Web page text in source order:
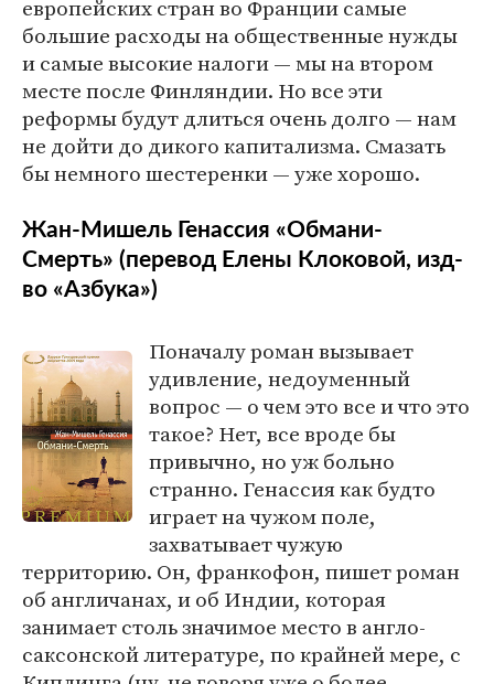
европейских стран во Франции самые
большие расходы на общественные нужды
и самые высокие налоги — мы на втором
месте после Финляндии. Но все эти
реформы будут длиться очень долго — нам
не дойти до дикого капитализма. Смазать
бы немного шестеренки — уже хорошо.
Жан-Мишель Генассия «Обмани-
Смерть» (перевод Елены Клоковой, изд-
во «Азбука»)
Поначалу роман вызывает
удивление, недоуменный
вопрос — о чем это все и что это
такое? Нет, все вроде бы
привычно, но уж больно
странно. Генассия как будто
играет на чужом поле,
захватывает чужую
территорию. Он, франкофон, пишет роман
об англичанах, и об Индии, которая
занимает столь значимое место в англо-
саксонской литературе, по крайней мере, с